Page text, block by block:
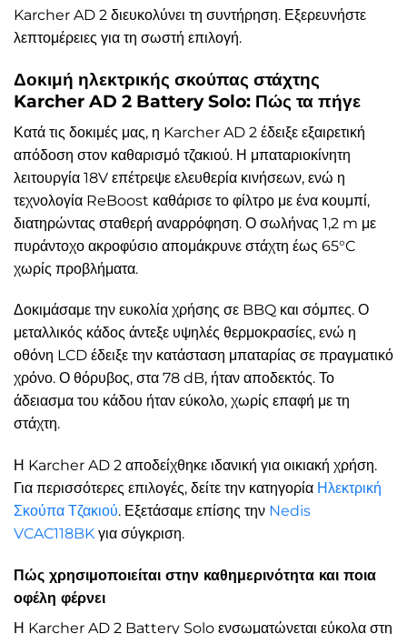
Karcher AD 2 διευκολύνει τη συντήρηση. Εξερευνήστε
λεπτομέρειες για τη σωστή επιλογή.
Δοκιμή ηλεκτρικής σκούπας στάχτης
Karcher AD 2 Battery Solo: Πώς τα πήγε
Κατά τις δοκιμές μας, η Karcher AD 2 έδειξε εξαιρετική
απόδοση στον καθαρισμό τζακιού. Η μπαταριοκίνητη
λειτουργία 18V επέτρεψε ελευθερία κινήσεων, ενώ η
τεχνολογία ReBoost καθάρισε το φίλτρο με ένα κουμπί,
διατηρώντας σταθερή αναρρόφηση. Ο σωλήνας 1,2 m με
πυράντοχο ακροφύσιο απομάκρυνε στάχτη έως 65°C
χωρίς προβλήματα.
Δοκιμάσαμε την ευκολία χρήσης σε BBQ και σόμπες. Ο
μεταλλικός κάδος άντεξε υψηλές θερμοκρασίες, ενώ η
οθόνη LCD έδειξε την κατάσταση μπαταρίας σε πραγματικό
χρόνο. Ο θόρυβος, στα 78 dB, ήταν αποδεκτός. Το
άδειασμα του κάδου ήταν εύκολο, χωρίς επαφή με τη
στάχτη.
Η Karcher AD 2 αποδείχθηκε ιδανική για οικιακή χρήση.
Για περισσότερες επιλογές, δείτε την κατηγορία Ηλεκτρική
Σκούπα Τζακιού. Εξετάσαμε επίσης την Nedis
VCAC118BK για σύγκριση.
Πώς χρησιμοποιείται στην καθημερινότητα και ποια
οφέλη φέρνει
Η Karcher AD 2 Battery Solo ενσωματώνεται εύκολα στη